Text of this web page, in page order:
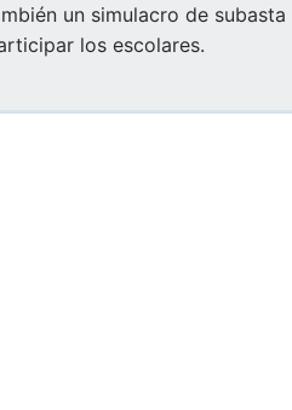
un simulacro de subasta
los escolares.